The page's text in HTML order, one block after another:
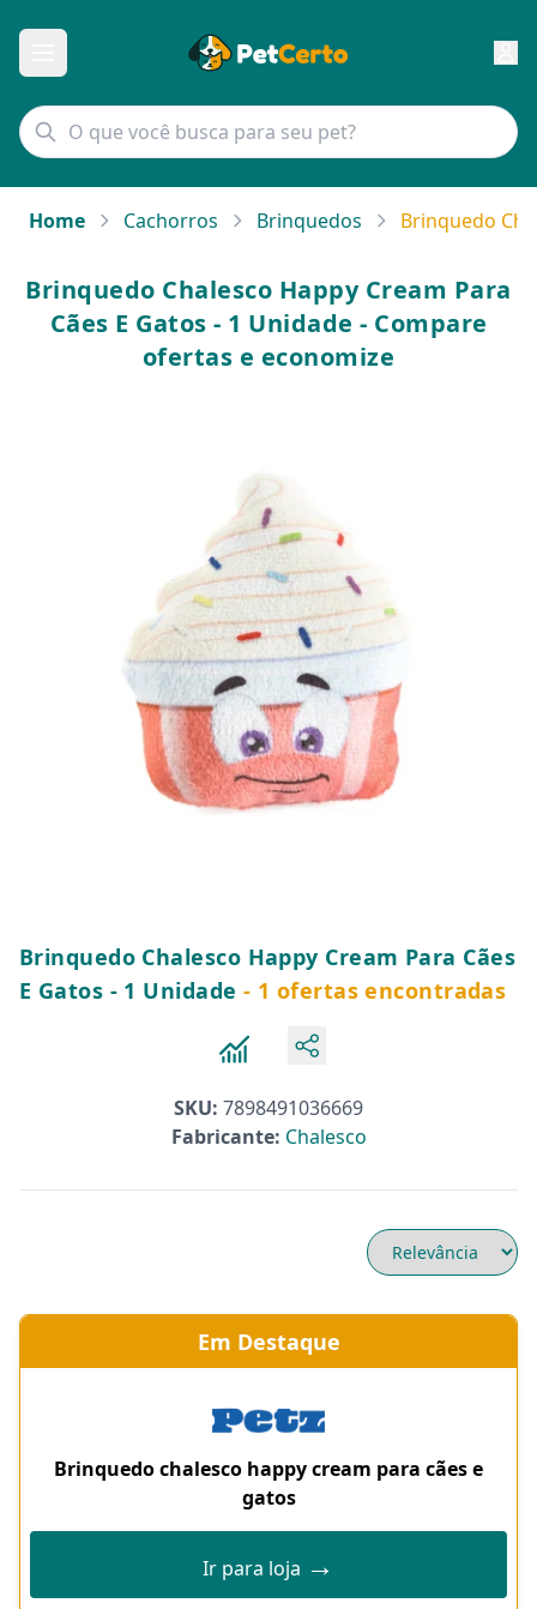
Home Cachorros Brinquedos Brinquedo
Brinquedo Chalesco Happy Cream Para
Cães E Gatos - 1 Unidade - Compare
ofertas e economize
Brinquedo Chalesco Happy Cream Para Cães
E Gatos - 1 Unidade - 1 ofertas encontradas
SKU: 7898491036669
Fabricante: Chalesco
Em Destaque
Brinquedo chalesco happy cream para cães e
gatos
Ir para loja →